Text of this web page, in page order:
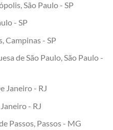
São Paulo - SP
- SP
Campinas - SP
de São Paulo, São Paulo -
Janeiro - RJ
- RJ
Passos, Passos - MG